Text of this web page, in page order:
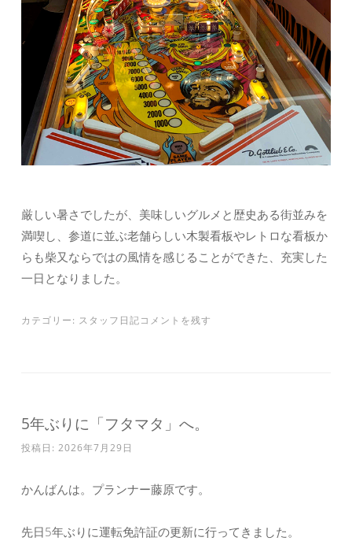
厳しい暑さでしたが、美味しいグルメと歴史ある街並みを
満喫し、参道に並ぶ老舗らしい木製看板やレトロな看板か
らも柴又ならではの風情を感じることができた、充実した
一日となりました。
カテゴリー: スタッフ日記コメントを残す
5年ぶりに「フタマタ」へ。
投稿日: 2026年7月29日
かんばんは。プランナー藤原です。
先日5年ぶりに運転免許証の更新に行ってきました。